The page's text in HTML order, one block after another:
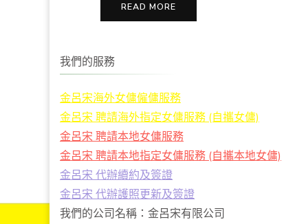
READ MORE
我們的服務
金呂宋海外女傭僱傭服務
金呂宋 聘請海外指定女傭服務 (自攜女傭)
金呂宋 聘請本地女傭服務
金呂宋 聘請本地指定女傭服務 (自攜本地女傭)
金呂宋 代辦續約及簽證
金呂宋 代辦護照更新及簽證
我們的公司名稱：金呂宋有限公司